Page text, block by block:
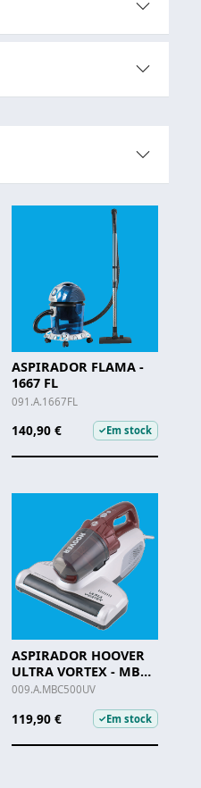
ASPIRADOR FLAMA -
1667 FL
091.A.1667FL
140,90 € ✓Em stock
ASPIRADOR HOOVER
ULTRA VORTEX - MBC
500 UV
009.A.MBC500UV
119,90 € ✓Em stock